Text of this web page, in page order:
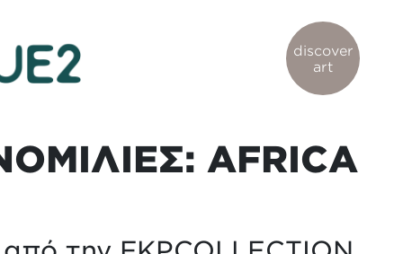
discover
art
AFRICA